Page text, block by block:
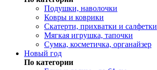
Подушки, наволочки
Ковры и коврики
Скатерти, прихватки и салфетки
Мягкая игрушка, тапочки
Сумка, косметичка, органайзер
Новый год
По категории